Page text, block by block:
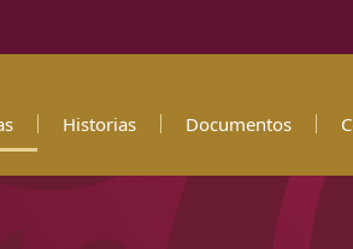
Historias Documentos